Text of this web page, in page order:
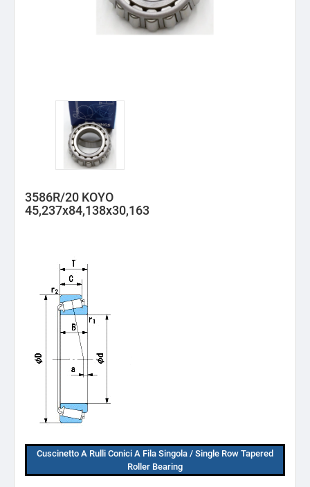
3586R/20 KOYO
45,237x84,138x30,163
Cuscinetto A Rulli Conici A Fila Singola / Single Row Tapered
Roller Bearing